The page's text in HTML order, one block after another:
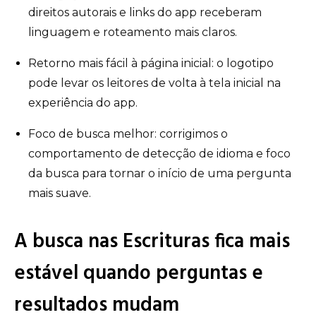
direitos autorais e links do app receberam
linguagem e roteamento mais claros.
Retorno mais fácil à página inicial: o logotipo
pode levar os leitores de volta à tela inicial na
experiência do app.
Foco de busca melhor: corrigimos o
comportamento de detecção de idioma e foco
da busca para tornar o início de uma pergunta
mais suave.
A busca nas Escrituras fica mais
estável quando perguntas e
resultados mudam